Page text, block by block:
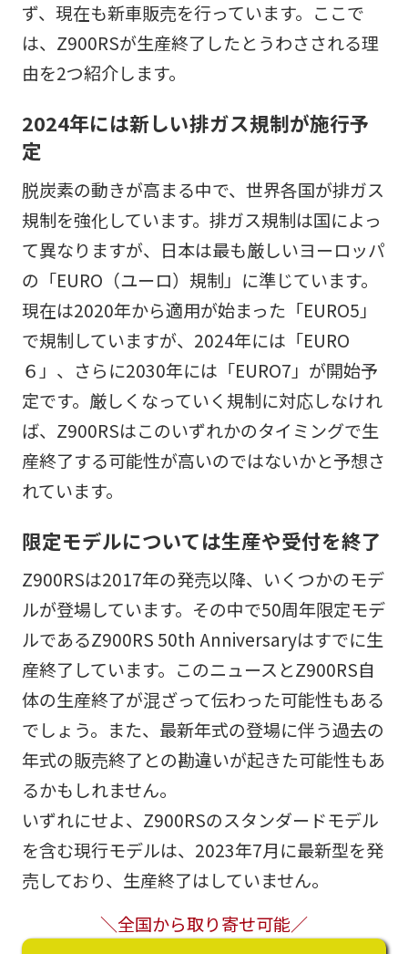
ず、現在も新車販売を行っています。ここで
は、Z900RSが生産終了したとうわさされる理
由を2つ紹介します。
2024年には新しい排ガス規制が施行予
定
脱炭素の動きが高まる中で、世界各国が排ガス
規制を強化しています。排ガス規制は国によっ
て異なりますが、日本は最も厳しいヨーロッパ
の「EURO（ユーロ）規制」に準じています。
現在は2020年から適用が始まった「EURO5」
で規制していますが、2024年には「EURO
６」、さらに2030年には「EURO7」が開始予
定です。厳しくなっていく規制に対応しなけれ
ば、Z900RSはこのいずれかのタイミングで生
産終了する可能性が高いのではないかと予想さ
れています。
限定モデルについては生産や受付を終了
Z900RSは2017年の発売以降、いくつかのモデ
ルが登場しています。その中で50周年限定モデ
ルであるZ900RS 50th Anniversaryはすでに生
産終了しています。このニュースとZ900RS自
体の生産終了が混ざって伝わった可能性もある
でしょう。また、最新年式の登場に伴う過去の
年式の販売終了との勘違いが起きた可能性もあ
るかもしれません。
いずれにせよ、Z900RSのスタンダードモデル
を含む現行モデルは、2023年7月に最新型を発
売しており、生産終了はしていません。
＼全国から取り寄せ可能／